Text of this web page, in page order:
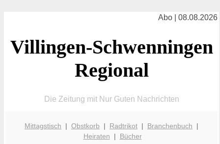
Abo | 08.08.2026
Villingen-Schwenningen
Regional
Die Zeitung mit Nur Guten Nachrichten
Mittagstisch | Obstkorb | Radtrikot | Branchenbuch |
Heiraten | Bücher